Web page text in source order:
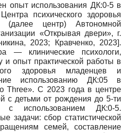
опыт использования ДК:0-5 в
психического здоровья
центр) Автономной
«Открывая двери», г.
2023; Кравченко, 2023].
— клинические психологи,
и опыт практической работы в
здоровья младенцев и
использованию ДК:05 в
Three». С 2023 года в центре
с детьми от рождения до 5-ти
использованием ДК:0-5.
задачи: сбор статистической
семей, составление